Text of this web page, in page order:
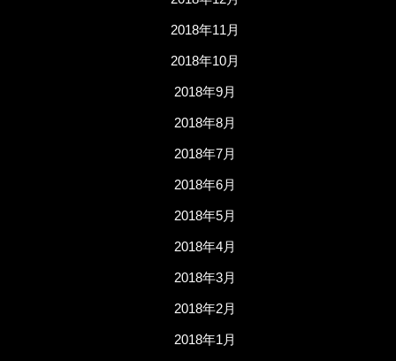
2018年11月
2018年10月
2018年9月
2018年8月
2018年7月
2018年6月
2018年5月
2018年4月
2018年3月
2018年2月
2018年1月